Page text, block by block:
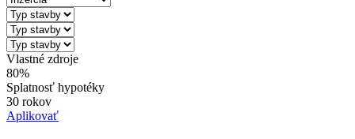
Vlastné zdroje
80%
Splatnosť hypotéky
30 rokov
Aplikovať